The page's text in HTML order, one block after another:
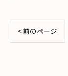
< 前のページ